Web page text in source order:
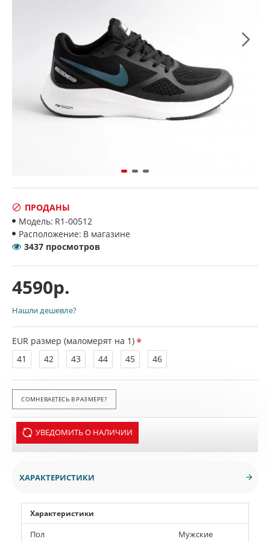
4590р.
ПРОДАНЫ
Модель: R1-00512
Расположение: В магазине
3437 просмотров
EUR размер (маломерят на 1)
41
42 43 44 45 46
УВЕДОМИТЬ О НАЛИЧИИ
Нашли дешевле?
ХАРАКТЕРИСТИКИ
Характеристики
Пол
Мужские
СОМНЕВАЕТЕСЬ В РАЗМЕРЕ?